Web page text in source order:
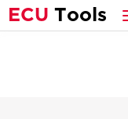
ECU Tools